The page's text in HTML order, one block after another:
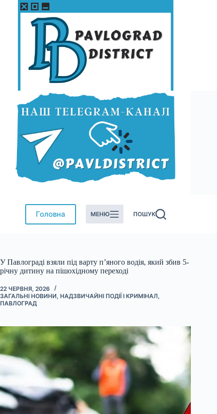
Перейти
Головна МЕНЮ ПОШУК
У Павлограді взяли під варту п’яного водія, який збив 5-
річну дитину на пішохідному переході
22 ЧЕРВНЯ, 2026
ЗАГАЛЬНІ НОВИНИ, НАДЗВИЧАЙНІ ПОДІЇ І КРИМІНАЛ,
ПАВЛОГРАД